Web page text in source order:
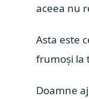
aceea nu
Asta este
frumoși la
Doamne